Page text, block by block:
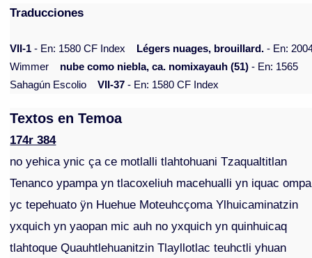
Traducciones
VII-1 - En: 1580 CF Index Légers nuages, brouillard. - En:
Wimmer
nube como niebla, ca. nomixayauh (51) - En: 1565
Sahagún Escolio
VII-37 - En: 1580 CF Index
Textos en Temoa
174r 384
no yehica ynic ça ce motlalli tlahtohuani Tzaqualtitlan
Tenanco ypampa yn tlacoxeliuh macehualli yn iquac ompa
yc tepehuato ÿn Huehue Moteuhcçoma Ylhuicaminatzin
yxquich yn yaopan mic auh no yxquich yn quinhuicaq
tlahtoque Quauhtlehuanitzin Tlayllotlac teuhctli yhuan